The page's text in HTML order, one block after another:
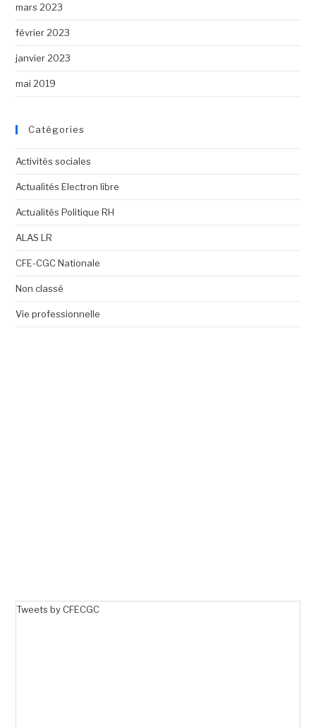
mars 2023
février 2023
janvier 2023
mai 2019
Catégories
Activités sociales
Actualités Electron libre
Actualités Politique RH
ALAS LR
CFE-CGC Nationale
Non classé
Vie professionnelle
Tweets by CFECGC